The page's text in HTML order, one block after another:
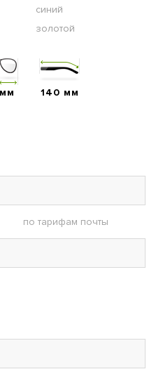
синий
золотой
140 мм
по тарифам почты